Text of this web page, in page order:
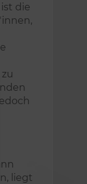
die
liegt